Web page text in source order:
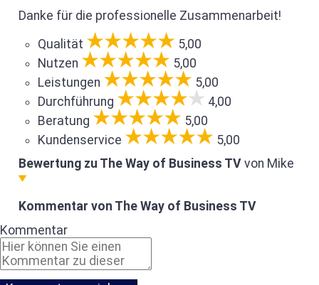
Danke für die professionelle Zusammenarbeit!
Qualität
5,00
Nutzen
5,00
Leistungen
5,00
Durchführung
4,00
Beratung
5,00
Kundenservice
5,00
Bewertung zu The Way of Business TVvon Mike
Kommentar von The Way of Business TV
Kommentar